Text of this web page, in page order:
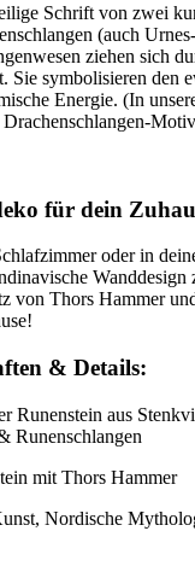
Schrift von zwei
(auch
ziehen sich
Sie symbolisieren den
Energie. (In
Drachenschlangen-
für dein
oder in
von Thors Hammer
& Details:
Runenstein aus
Runenschlangen
mit Thors Hammer
Nordische